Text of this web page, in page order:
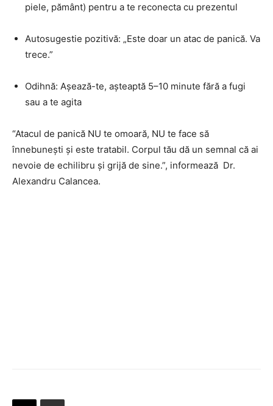
piele, pământ) pentru a te reconecta cu prezentul
Autosugestie pozitivă: „Este doar un atac de panică. Va
trece.”
Odihnă: Așează-te, așteaptă 5–10 minute fără a fugi
sau a te agita
“Atacul de panică NU te omoară, NU te face să
înnebunești și este tratabil. Corpul tău dă un semnal că ai
nevoie de echilibru și grijă de sine.”, informează Dr.
Alexandru Calancea.